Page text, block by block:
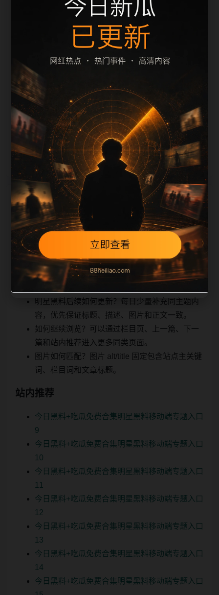
之间识别一致主题。后续每日采集时，建议继续执行远
程图片本地化、坏图默认图兜底、标题去重和
description 长度过滤。如果同一主题下有多个相近页
面，应通过不同角度补充事件背景、访问场景、相关问
题或专题入口，降低站群页面之间的重复感。页面底部
保留同类推荐、上一篇下一篇和 sitemap 入口，保证重
要页面点击深度尽量控制在三次以内。正文维护时可按
用户搜索路径补充三类信息：入口是否稳定、同栏目还
有哪些可继续阅读、移动端打开时图片和摘要是否一
致。每次新增内容后同步检查标题、description、
canonical、主题图、alt、title和推荐链接，确保页面既
能被搜索引擎理解，也能让真实
相关问题与推荐
用户顺着栏目继续浏览。同站连续更新时避免重复标题
和重复首段，优先补充不同关键词、不同栏目词和不同
问题角度。栏目页则保留清晰入口，方便后续专题自动
归集。发布后按真实浏览器复查首屏、图片、跳转体
验、相关推荐和加载速度。
明星黑料后续如何更新？每日少量补充同主题内
容，优先保证标题、描述、图片和正文一致。
如何继续浏览？可以通过栏目页、上一篇、下一
篇和站内推荐进入更多同类页面。
图片如何匹配？图片 alt/title 固定包含站点主关键
词、栏目词和文章标题。
站内推荐
今日黑料+吃瓜免费合集明星黑料移动端专题入口
9
今日黑料+吃瓜免费合集明星黑料移动端专题入口
10
今日黑料+吃瓜免费合集明星黑料移动端专题入口
11
今日黑料+吃瓜免费合集明星黑料移动端专题入口
12
今日黑料+吃瓜免费合集明星黑料移动端专题入口
13
今日黑料+吃瓜免费合集明星黑料移动端专题入口
14
今日黑料+吃瓜免费合集明星黑料移动端专题入口